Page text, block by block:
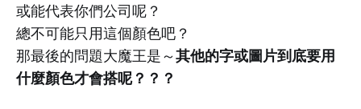
或能代表你們公司呢？
總不可能只用這個顏色吧？
那最後的問題大魔王是～其他的字或圖片到底要用
什麼顏色才會搭呢？？？